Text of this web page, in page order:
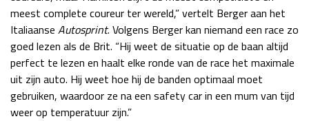
GP QATAR 2026 27 - 29 nov
Kwalificatie
za 19:00 - 20:00
Race
zo 17:00 - 19:00
meest complete coureur ter wereld,” vertelt Berger aan het
Italiaanse Autosprint. Volgens Berger kan niemand een race zo
goed lezen als de Brit. “Hij weet de situatie op de baan altijd
perfect te lezen en haalt elke ronde van de race het maximale
uit zijn auto. Hij weet hoe hij de banden optimaal moet
gebruiken, waardoor ze na een safety car in een mum van tijd
weer op temperatuur zijn.”